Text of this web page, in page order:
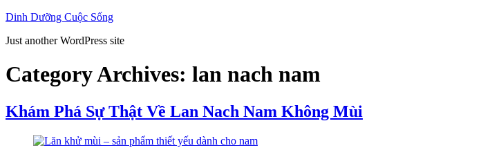
Skip
content
Dinh Dưỡng Cuộc Sống
Just another WordPress site
Category Archives: lan nach nam
Khám Phá Sự Thật Về Lan Nach Nam Không Mùi